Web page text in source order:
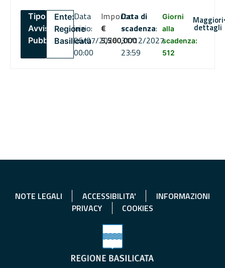
Tipo:
Avviso
Pubblico
Ente:
Regione
Basilicata
Data
inizio:
06/07/2026
00:00
Importo
€
5,500,000
Data di
scadenza:
31/12/2027
23:59
Giorni
alla
scadenza:
512
Maggiori
dettagli
NOTE LEGALI ACCESSIBILITA'
INFORMAZIONI
PRIVACY
COOKIES